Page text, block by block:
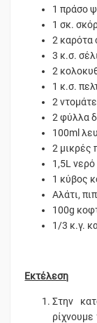
1 πράσο
1 σκ.
2 καρότα
3 κ.σ.
2
1 κ.σ.
2
2 φύλλα
100ml
2 μικρές
1,5L νερό
1 κύβος
Αλάτι,
100g
1/3 κ.γ.
Εκτέλεση
Στην